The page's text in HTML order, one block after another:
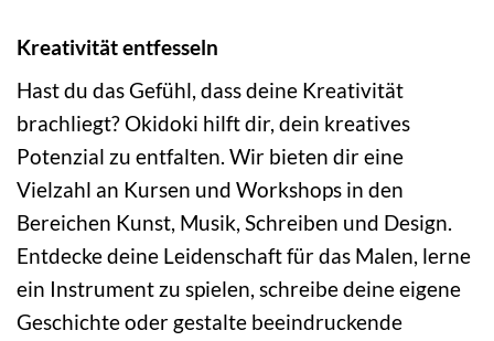
Kreativität entfesseln
Hast du das Gefühl, dass deine Kreativität
brachliegt? Okidoki hilft dir, dein kreatives
Potenzial zu entfalten. Wir bieten dir eine
Vielzahl an Kursen und Workshops in den
Bereichen Kunst, Musik, Schreiben und Design.
Entdecke deine Leidenschaft für das Malen, lerne
ein Instrument zu spielen, schreibe deine eigene
Geschichte oder gestalte beeindruckende